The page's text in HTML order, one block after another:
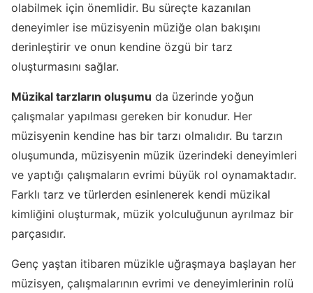
olabilmek için önemlidir. Bu süreçte kazanılan
deneyimler ise müzisyenin müziğe olan bakışını
derinleştirir ve onun kendine özgü bir tarz
oluşturmasını sağlar.
Müzikal tarzların oluşumu da üzerinde yoğun
çalışmalar yapılması gereken bir konudur. Her
müzisyenin kendine has bir tarzı olmalıdır. Bu tarzın
oluşumunda, müzisyenin müzik üzerindeki deneyimleri
ve yaptığı çalışmaların evrimi büyük rol oynamaktadır.
Farklı tarz ve türlerden esinlenerek kendi müzikal
kimliğini oluşturmak, müzik yolculuğunun ayrılmaz bir
parçasıdır.
Genç yaştan itibaren müzikle uğraşmaya başlayan her
müzisyen, çalışmalarının evrimi ve deneyimlerinin rolü